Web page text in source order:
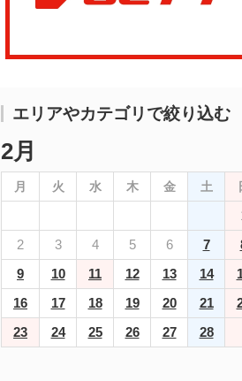
エリアやカテゴリで絞り込む
2月
月 火 水 木 金 土
2
3 4 5 6 7
9
10 11 12 13 14
16
17 18 19 20 21
23
24 25 26 27 28